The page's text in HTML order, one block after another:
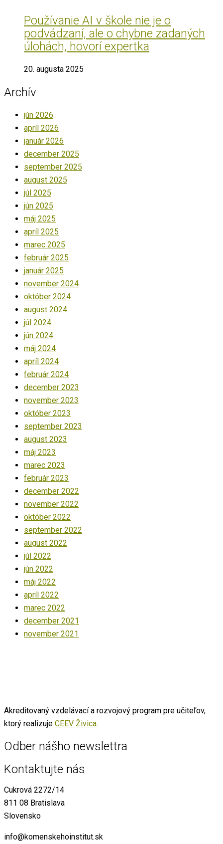
Používanie AI v škole nie je o
podvádzaní, ale o chybne zadaných
úlohách, hovorí expertka
20. augusta 2025
Archív
jún 2026
apríl 2026
január 2026
december 2025
september 2025
august 2025
júl 2025
jún 2025
máj 2025
apríl 2025
marec 2025
február 2025
január 2025
november 2024
október 2024
august 2024
júl 2024
jún 2024
máj 2024
apríl 2024
február 2024
december 2023
november 2023
október 2023
september 2023
august 2023
máj 2023
marec 2023
február 2023
december 2022
november 2022
október 2022
september 2022
august 2022
júl 2022
jún 2022
máj 2022
apríl 2022
marec 2022
december 2021
november 2021
Akreditovaný vzdelávací a rozvojový program pre učiteľov,
ktorý realizuje CEEV Živica.
Odber nášho newslettra
Kontaktujte nás
Cukrová 2272/14
811 08 Bratislava
Slovensko
info@komenskehoinstitut.sk